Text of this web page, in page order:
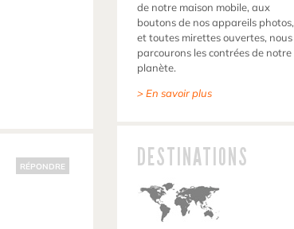
RÉPONDRE
de notre maison mobile, aux
boutons de nos appareils photos,
et toutes mirettes ouvertes, nous
parcourons les contrées de notre
planète.
> En savoir plus
DESTINATIONS